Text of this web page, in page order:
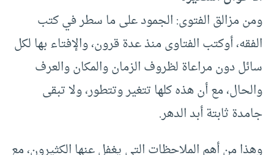
ومن مزالق الفتوى: الجمود على ما سطر في كتب
الفقه، أوكتب الفتاوى منذ عدة قرون، والإفتاء بها لكل
سائل دون مراعاة لظروف الزمان والمكان والعرف
والحال، مع أن هذه كلها تتغير وتتطور، ولا تبقى
جامدة ثابتة أبد الدهر.
وهذا من أهم الملاحظات التي يغفل عنها الكثيرون، مع